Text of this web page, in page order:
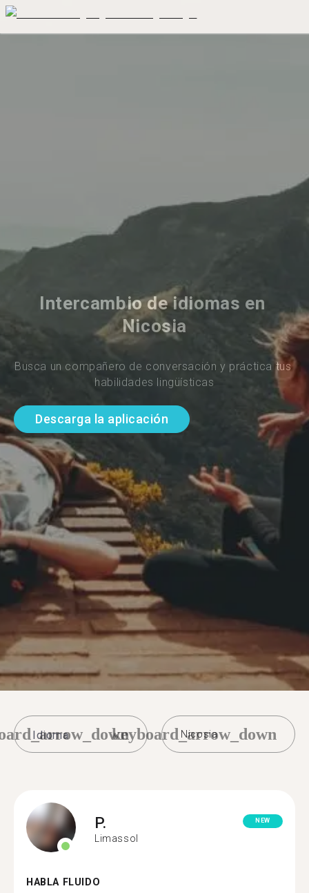
Intercambio de idiomas en
Nicosia
Busca un compañero de conversación y práctica tus
habilidades lingüísticas
Descarga la aplicación
Nicosia
keyboard_arrow_down
P.
Limassol
NEW
HABLA FLUIDO